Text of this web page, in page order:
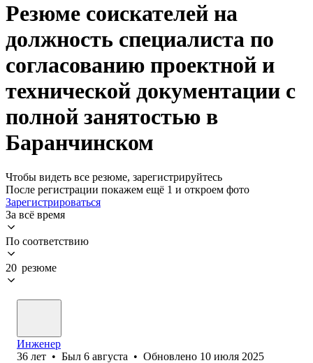
Резюме соискателей на
должность специалиста по
согласованию проектной и
технической документации с
полной занятостью в
Баранчинском
Чтобы видеть все резюме, зарегистрируйтесь
После регистрации покажем ещё 1 и откроем фото
Зарегистрироваться
За всё время
По соответствию
20 резюме
Инженер
36 лет • Был 6 августа • Обновлено 10 июля 2025